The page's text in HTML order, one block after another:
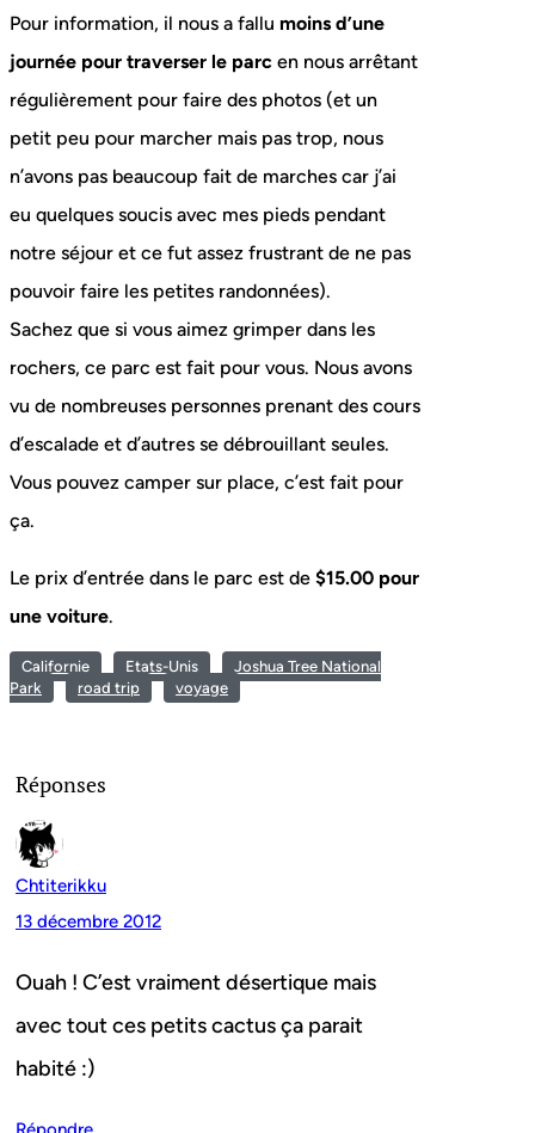
Pour information, il nous a fallu moins d’une
journée pour traverser le parc en nous arrêtant
régulièrement pour faire des photos (et un
petit peu pour marcher mais pas trop, nous
n’avons pas beaucoup fait de marches car j’ai
eu quelques soucis avec mes pieds pendant
notre séjour et ce fut assez frustrant de ne pas
pouvoir faire les petites randonnées).
Sachez que si vous aimez grimper dans les
rochers, ce parc est fait pour vous. Nous avons
vu de nombreuses personnes prenant des cours
d’escalade et d’autres se débrouillant seules.
Vous pouvez camper sur place, c’est fait pour
ça.
Le prix d’entrée dans le parc est de $15.00 pour
une voiture.
Californie Etats-Unis
Joshua Tree National
Park
road trip voyage
Réponses
Chtiterikku
13 décembre 2012
Ouah ! C’est vraiment désertique mais
avec tout ces petits cactus ça parait
habité :)